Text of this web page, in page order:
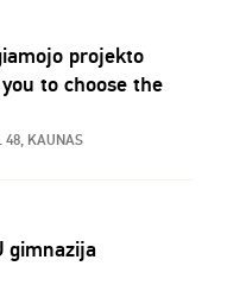
projekto
to choose the
48, KAUNAS
gimnazija